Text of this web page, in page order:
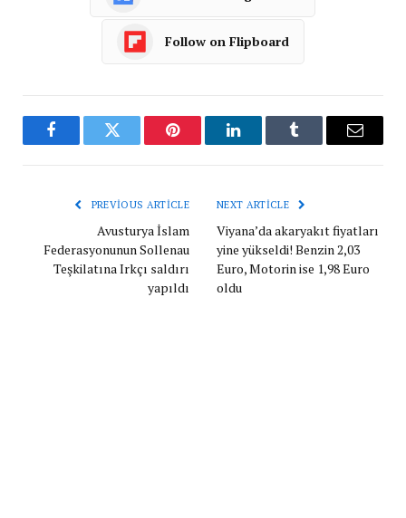
Follow on Flipboard
FacebookTwitter Pinterest LinkedInTumblr Email
PREVIOUS ARTICLE
Avusturya İslam
Federasyonunun Sollenau
Teşkilatına Irkçı saldırı
yapıldı
NEXT ARTICLE
Viyana’da akaryakıt fiyatları
yine yükseldi! Benzin 2,03
Euro, Motorin ise 1,98 Euro
oldu